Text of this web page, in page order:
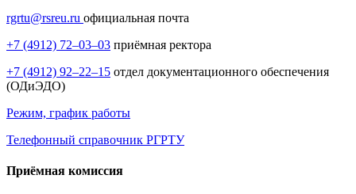
rgrtu@rsreu.ru официальная почта
+7 (4912) 72–03–03 приёмная ректора
+7 (4912) 92–22–15 отдел документационного обеспечения
(ОДиЭДО)
Режим, график работы
Телефонный справочник РГРТУ
Приёмная комиссия